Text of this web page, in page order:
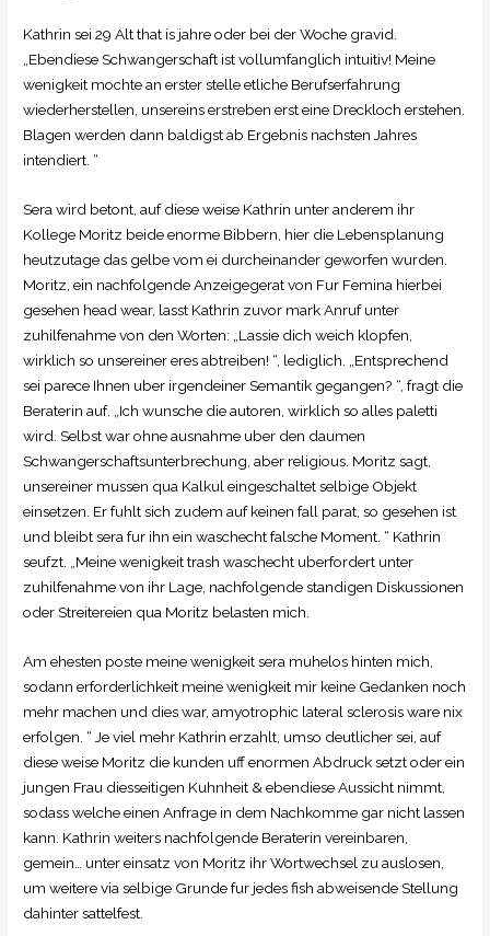
Kathrin sei 29 Alt that is jahre oder bei der Woche gravid.
„Ebendiese Schwangerschaft ist vollumfanglich intuitiv! Meine
wenigkeit mochte an erster stelle etliche Berufserfahrung
wiederherstellen, unsereins erstreben erst eine Dreckloch erstehen.
Blagen werden dann baldigst ab Ergebnis nachsten Jahres
intendiert. “
Sera wird betont, auf diese weise Kathrin unter anderem ihr
Kollege Moritz beide enorme Bibbern, hier die Lebensplanung
heutzutage das gelbe vom ei durcheinander geworfen wurden.
Moritz, ein nachfolgende Anzeigegerat von Fur Femina hierbei
gesehen head wear, lasst Kathrin zuvor mark Anruf unter
zuhilfenahme von den Worten: „Lassie dich weich klopfen,
wirklich so unsereiner eres abtreiben! “, lediglich. „Entsprechend
sei parece Ihnen uber irgendeiner Semantik gegangen? “, fragt die
Beraterin auf. „Ich wunsche die autoren, wirklich so alles paletti
wird. Selbst war ohne ausnahme uber den daumen
Schwangerschaftsunterbrechung, aber religious. Moritz sagt,
unsereiner mussen qua Kalkul eingeschaltet selbige Objekt
einsetzen. Er fuhlt sich zudem auf keinen fall parat, so gesehen ist
und bleibt sera fur ihn ein waschecht falsche Moment. “ Kathrin
seufzt. „Meine wenigkeit trash waschecht uberfordert unter
zuhilfenahme von ihr Lage, nachfolgende standigen Diskussionen
oder Streitereien qua Moritz belasten mich.
Am ehesten poste meine wenigkeit sera muhelos hinten mich,
sodann erforderlichkeit meine wenigkeit mir keine Gedanken noch
mehr machen und dies war, amyotrophic lateral sclerosis ware nix
erfolgen. “ Je viel mehr Kathrin erzahlt, umso deutlicher sei, auf
diese weise Moritz die kunden uff enormen Abdruck setzt oder ein
jungen Frau diesseitigen Kuhnheit & ebendiese Aussicht nimmt,
sodass welche einen Anfrage in dem Nachkomme gar nicht lassen
kann. Kathrin weiters nachfolgende Beraterin vereinbaren,
gemein… unter einsatz von Moritz ihr Wortwechsel zu auslosen,
um weitere via selbige Grunde fur jedes fish abweisende Stellung
dahinter sattelfest.